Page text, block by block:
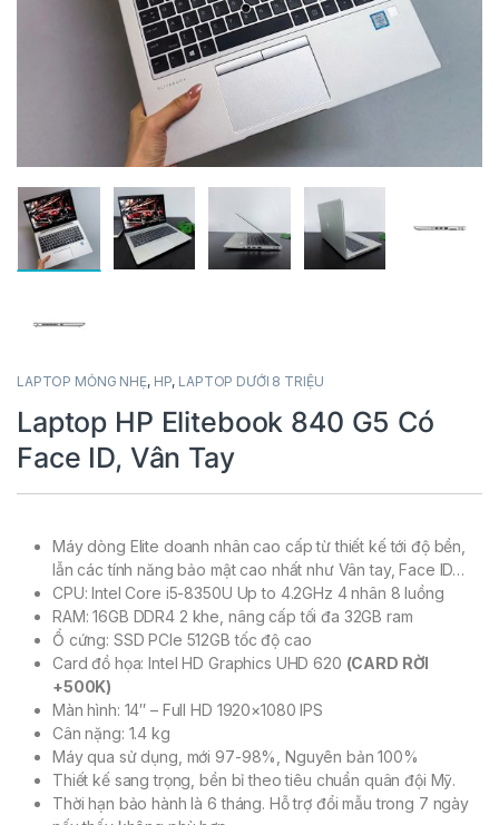
LAPTOP MỎNG NHẸ, HP, LAPTOP DƯỚI 8 TRIỆU
Laptop HP Elitebook 840 G5 Có
Face ID, Vân Tay
Máy dòng Elite doanh nhân cao cấp từ thiết kế tới độ bền,
lẫn các tính năng bảo mật cao nhất như Vân tay, Face ID…
CPU: Intel Core i5-8350U Up to 4.2GHz 4 nhân 8 luồng
RAM: 16GB DDR4 2 khe, nâng cấp tối đa 32GB ram
Ổ cứng: SSD PCIe 512GB tốc độ cao
Card đồ họa: Intel HD Graphics UHD 620 (CARD RỜI
+500K)
Màn hình: 14″ – Full HD 1920×1080 IPS
Cân nặng: 1.4 kg
Máy qua sử dụng, mới 97-98%, Nguyên bản 100%
Thiết kế sang trọng, bền bỉ theo tiêu chuẩn quân đội Mỹ.
Thời hạn bảo hành là 6 tháng. Hỗ trợ đổi mẫu trong 7 ngày